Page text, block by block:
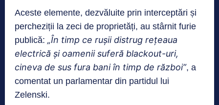
Aceste elemente, dezvăluite prin interceptări și
percheziții la zeci de proprietăți, au stârnit furie
publică: „În timp ce rușii distrug rețeaua
electrică și oamenii suferă blackout-uri,
cineva de sus fura bani în timp de război”, a
comentat un parlamentar din partidul lui
Zelenski.